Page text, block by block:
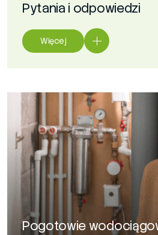
Pytania i odpowiedzi
Więcej
Pogotowie